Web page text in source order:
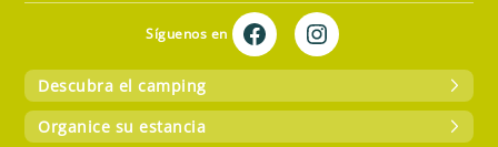
Síguenos en
Descubra el camping
Organice su estancia